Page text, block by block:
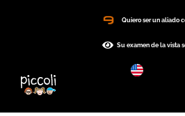
Quiero ser un aliado
Su examen de la vista